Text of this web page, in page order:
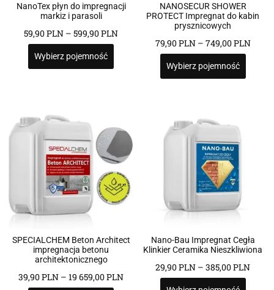
NanoTex płyn do impregnacji
markiz i parasoli
59,90PLN –599,90PLN
Wybierz pojemność
NANOSECUR SHOWER
PROTECT Impregnat do kabin
prysznicowych
79,90PLN– 749,00PLN
Wybierz pojemność
SPECIALCHEM Beton Architect
impregnacja betonu
architektonicznego
39,90PLN –19 659,00PLN
Nano-Bau Impregnat Cegła
Klinkier Ceramika Nieszkliwiona
29,90PLN –385,00PLN